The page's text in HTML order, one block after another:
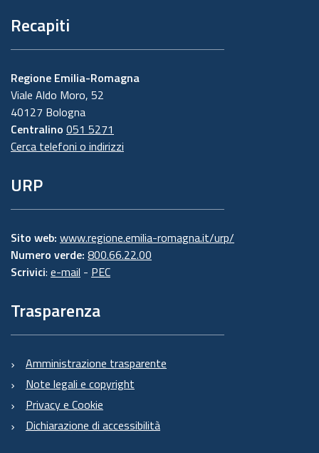
Recapiti
Regione Emilia-Romagna
Viale Aldo Moro, 52
40127 Bologna
Centralino 051 5271
Cerca telefoni o indirizzi
URP
Sito web: www.regione.emilia-romagna.it/urp/
Numero verde: 800.66.22.00
Scrivici: e-mail - PEC
Trasparenza
Amministrazione trasparente
Note legali e copyright
Privacy e Cookie
Dichiarazione di accessibilità